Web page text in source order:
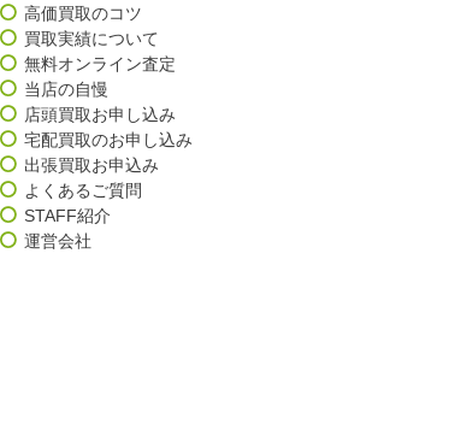
高価買取のコツ
買取実績について
無料オンライン査定
当店の自慢
店頭買取お申し込み
宅配買取のお申し込み
出張買取お申込み
よくあるご質問
STAFF紹介
運営会社